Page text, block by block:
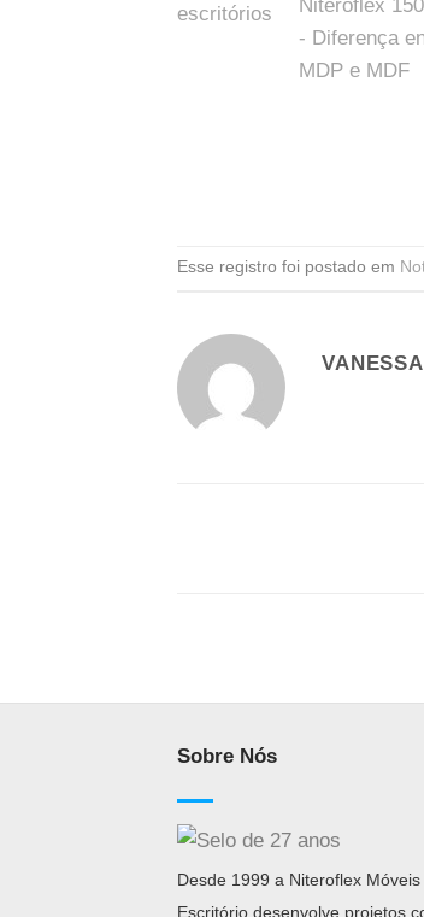
escritórios
Esse registro foi postado em
Sobre Nós
Desde 1999 a Niteroflex
Escritório desenvolve projetos